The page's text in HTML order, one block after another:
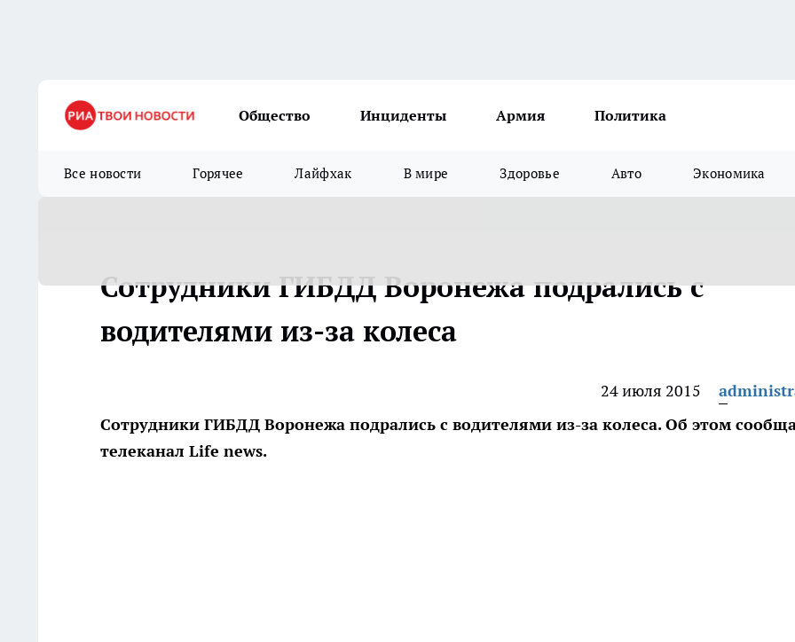
Общество Инциденты Армия Политика
Все новости Горячее Лайфхак В мире Здоровье Авто Экономика
Сотрудники ГИБДД Воронежа подрались с
водителями из-за колеса
24 июля 2015
Сотрудники ГИБДД Воронежа подрались с водителями из-за колеса. Об этом
телеканал Life news.